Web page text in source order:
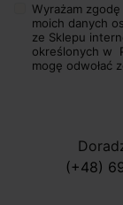
Wyrażam
moich danych
ze Sklepu
określonych w
mogę odwołać
(+48)